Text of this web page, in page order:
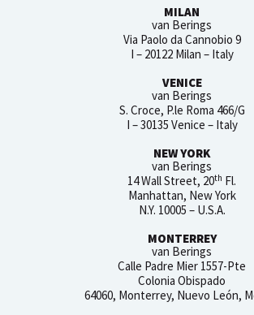
MILAN
van Berings
Via Paolo da Cannobio 9
I – 20122 Milan – Italy
VENICE
van Berings
S. Croce, P.le Roma 466/G
I – 30135 Venice – Italy
NEW YORK
van Berings
14 Wall Street, 20th Fl.
Manhattan, New York
N.Y. 10005 – U.S.A.
MONTERREY
van Berings
Calle Padre Mier 1557-Pte
Colonia Obispado
64060, Monterrey, Nuevo León,